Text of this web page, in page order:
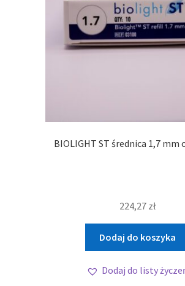
BIOLIGHT ST średnica 1,7 mm
224,27 zł
Dodaj do koszyka
Dodaj do listy